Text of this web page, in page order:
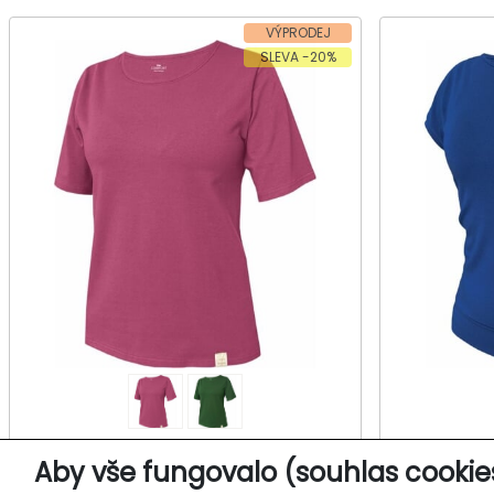
Aby vše fungovalo (souhlas
VÝPRODEJ
SLEVA -20%
Dámské tričko, krátký rukáv
KUKODA 801